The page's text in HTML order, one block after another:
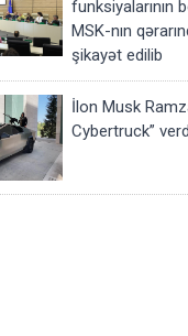
funksiyalarının
MSK-nın
şikayət edilib
İlon Musk
Cybertruck”